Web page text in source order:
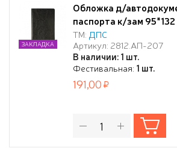
Обложка д/
паспорта к/зам
ТМ: ДПС
Артикул: 2812.АП-207
В наличии: 1 шт.
Фестивальная: 1 шт.
ЗАКЛАДКА
191,00